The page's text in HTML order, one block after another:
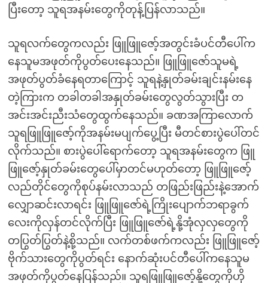
ပြီးတော့ သူရအနမ်းတွေကိုတုန့်ပြန်လာသည်။
သူရလက်တွေကလည်း ဖြူဖြူဇော့်အတွင်းခံပင်တီပေါ်က
နေသူမအဖုတ်ကိုပွတ်ပေးနေသည်။ ဖြူဖြူဇော်သူမရဲ့
အဖုတ်ပွတ်ခံနေရတာကြောင့် သူရနဲ့နှုတ်ခမ်းချင်းနမ်းနေ
တဲ့ကြားက တခါတခါအနှုတ်ခမ်းတွေလွတ်သွားပြီး တ
အင်းအင်းညီးသံတွေထွက်နေသည်။ ခဏအကြာလောက်
သူရဖြူဖြူဇော့်ကိုအနမ်းမပျက်ပွေ့ပြီး မီတင်စားပွဲပေါ်တင်
လိုက်သည်။ စားပွဲပေါ်ရောက်တော့ သူရအနမ်းတွေက ဖြူ
ဖြူဇော့်နှုတ်ခမ်းတွေပေါ်မှာတင်မဟုတ်တော့ ဖြူဖြူဇော့်
လည်တိုင်တွေကိုစုပ်နမ်းလာသည် တဖြည်းဖြည်းနဲ့အောက်
လျှောဆင်းလာရင်း ဖြူဖြူဇော်ရဲ့ကြိုးပျောက်ဘရာခွက်
လေးကိုလှန်တင်လိုက်ပြီး ဖြူဖြူဇော်ရဲ့နို့အုံလှလှတွေကို
တပြွတ်ပြွတ်နဲ့စို့သည်။ လက်တစ်ဖက်ကလည်း ဖြူဖြူဇော့်
ဗိုက်သားတွေကိုပွတ်ရင်း နောက်ဆုံးပင်တီပေါ်ကနေသူမ
အဖုတ်ကိုပွတ်နေပြန်သည်။ သူရဖြူဖြူဇော့်နို့တွေကိုဟို